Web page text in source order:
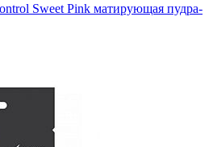
Sweet Pink матирующая пудра-